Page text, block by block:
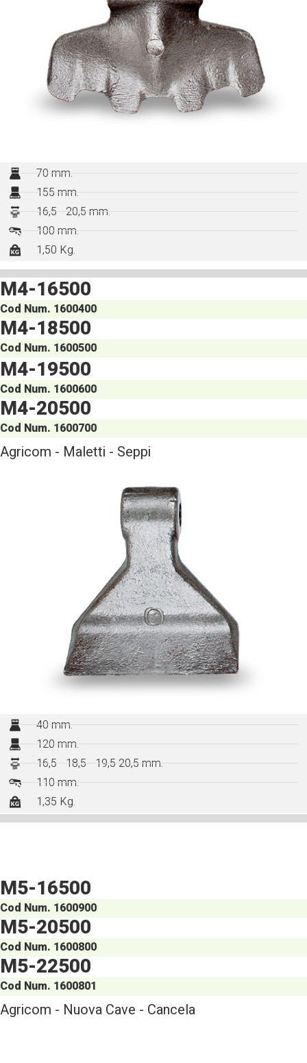
70 mm.
155 mm.
16,5 - 20,5 mm.
100 mm.
1,50 Kg.
M4-16500
Cod Num. 1600400
M4-18500
Cod Num. 1600500
M4-19500
Cod Num. 1600600
M4-20500
Cod Num. 1600700
Agricom - Maletti - Seppi
40 mm.
120 mm.
16,5 - 18,5 - 19,5 20,5 mm.
110 mm.
1,35 Kg.
M5-16500
Cod Num. 1600900
M5-20500
Cod Num. 1600800
M5-22500
Cod Num. 1600801
Agricom - Nuova Cave - Cancela